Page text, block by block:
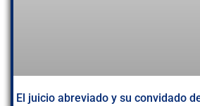
El juicio abreviado y su convidado